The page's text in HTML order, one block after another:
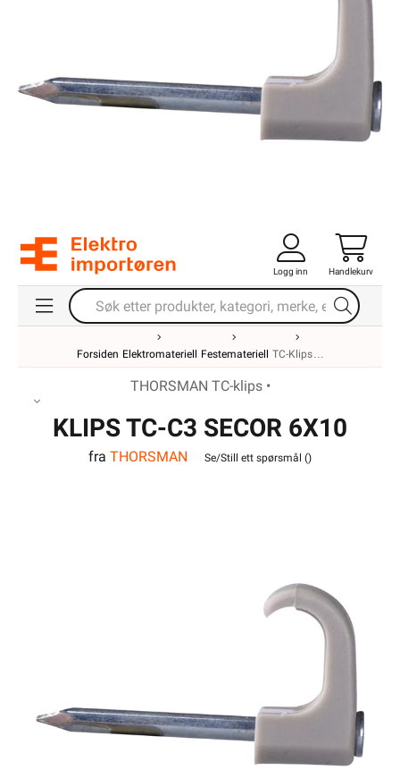
Logg inn Handlekurv
Forsiden Elektromateriell Festemateriell TC-Klips
THORSMAN TC-klips •
KLIPS TC-C3 SECOR 6X10
HVIT
fra THORSMAN Se/Still ett spørsmål ()